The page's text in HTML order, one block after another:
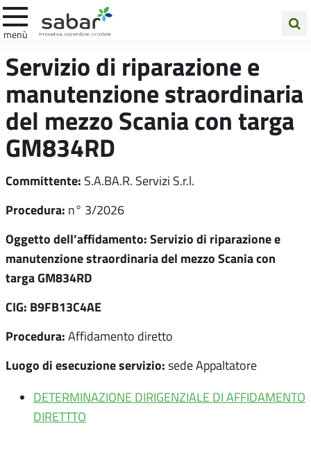
menù
nel
sito
Servizio di riparazione e
manutenzione straordinaria
del mezzo Scania con targa
GM834RD
Committente: S.A.BA.R. Servizi S.r.l.
Procedura: n° 3/2026
Oggetto dell’affidamento: Servizio di riparazione e
manutenzione straordinaria del mezzo Scania con
targa GM834RD
CIG: B9FB13C4AE
Procedura: Affidamento diretto
Luogo di esecuzione servizio: sede Appaltatore
DETERMINAZIONE DIRIGENZIALE DI AFFIDAMENTO
DIRETTTO